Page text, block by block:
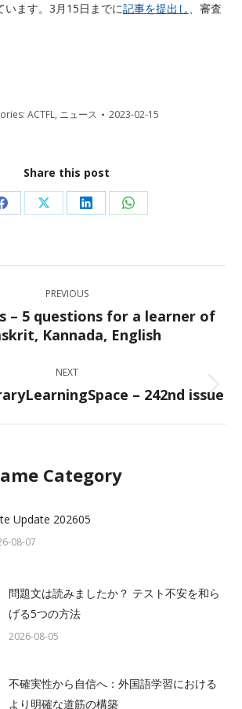
います。3月15日までに記事を提出し、審査
ACTFL, ニュース 2023-02-15
Share this post
Share
Facebook
Share
X
Share
LinkedIn
Share
WhatsApp
PREVIOUS
Previous
post:
– 5 questions for a learner of
Kannada, English
NEXT
Next
– 242nd issue
Category
Update 202605
08-07
問題文は読みましたか？ テスト不安を和ら
げる5つの方法
2026-08-05
不確実性から自信へ：外国語学習における
より明確な道筋の構築